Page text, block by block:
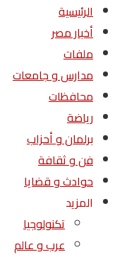
الرئيسية
أخبار مصر
ملفات
مدارس و جامعات
محافظات
رياضة
برلمان و أحزاب
فن و ثقافة
حوادث و قضايا
المزيد
تكنولوجيا
عرب و عالم